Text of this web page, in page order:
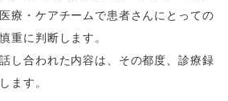
療・ケアチームで患者さんにとっての
重に判断します。
し合われた内容は、その都度、診療録
ます。